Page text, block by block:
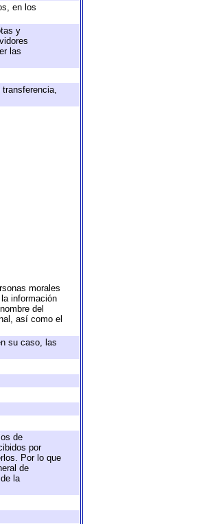
en los
y
las
morales
información
del
así como el
su caso, las
de
por
Por lo que
de
la